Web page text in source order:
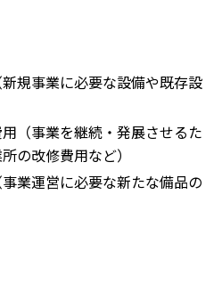
規事業に必要な設備や既存設
（事業を継続・発展させるた
の改修費用など）
業運営に必要な新たな備品の